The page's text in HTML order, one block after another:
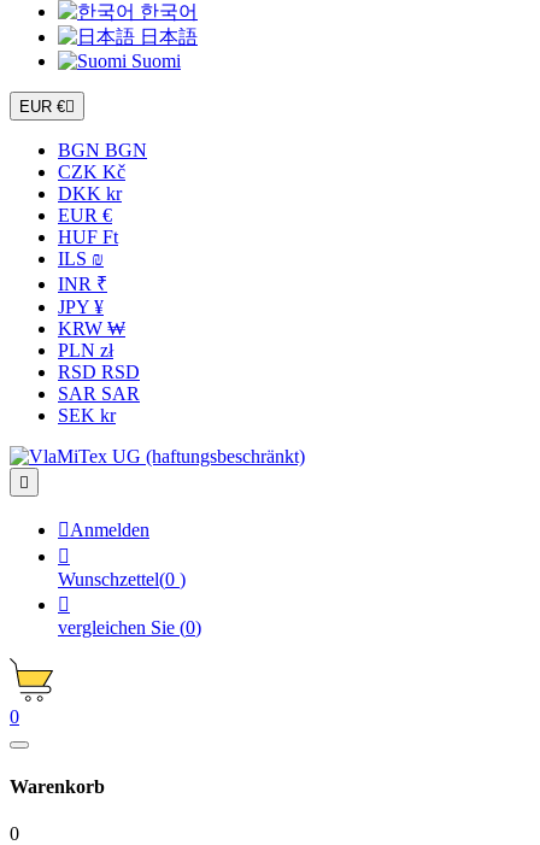
한국어
日本語
Suomi
EUR €
BGN BGN
CZK Kč
DKK kr
EUR €
HUF Ft
ILS ₪
INR ₹
JPY ¥
KRW ₩
PLN zł
RSD RSD
SAR SAR
SEK kr

Anmelden

Wunschzettel(0 )

vergleichen Sie (0)
0
Warenkorb
0